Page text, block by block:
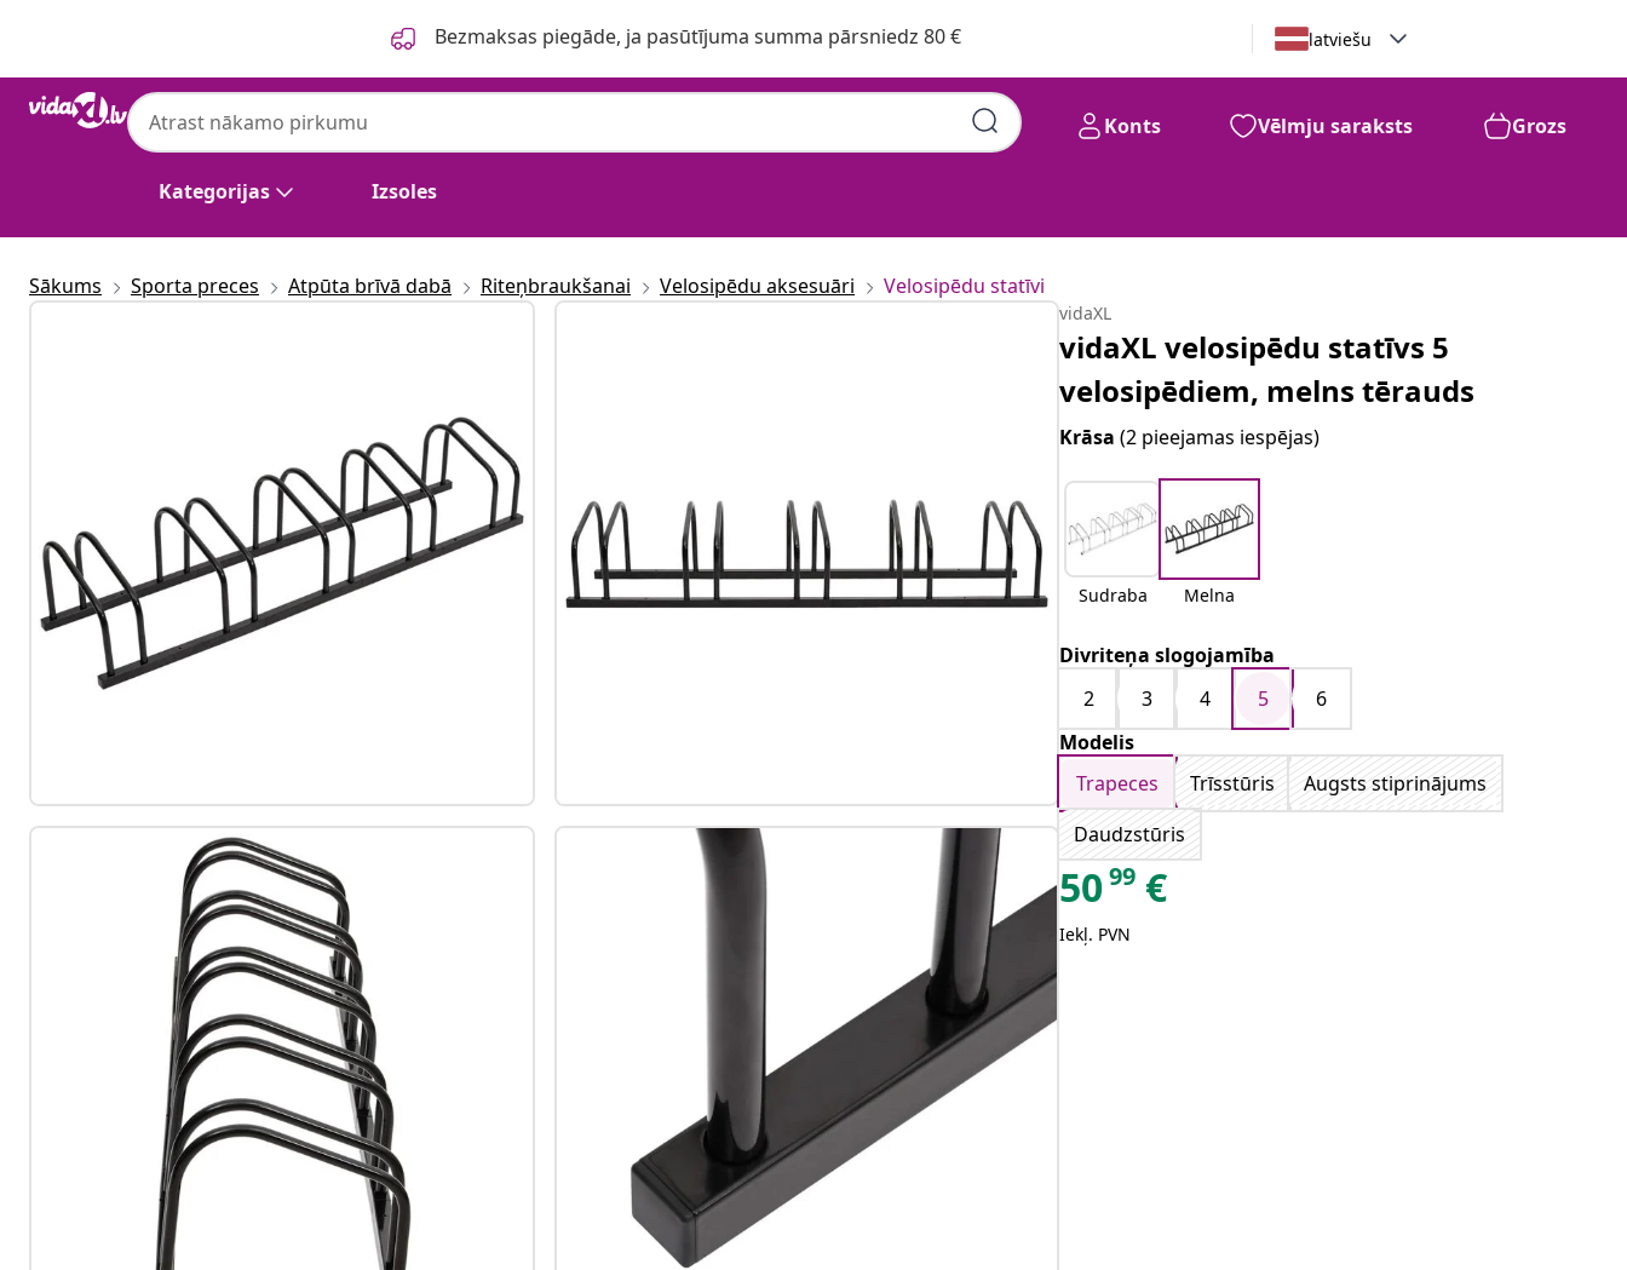
Bezmaksas piegāde, ja pasūtījuma summa pārsniedz 80 € latviešu
Kategorijas Izsoles
Konts Vēlmju saraksts Grozs
Sākums Sporta preces Atpūta brīvā dabā Riteņbraukšanai Velosipēdu aksesuāri Velosipēdu statīvi
vidaXL
vidaXL velosipēdu statīvs 5
velosipēdiem, melns tērauds
Krāsa(2 pieejamas iespējas)
Sudraba Melna
Divriteņa slogojamība
2
3 4 5
6
Modelis
Trapeces
Trīsstūris
Augsts stiprinājums
Daudzstūris
5099 €
Iekļ. PVN